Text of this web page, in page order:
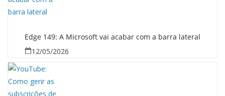
Edge 149: A Microsoft vai acabar com a barra lateral
12/05/2026